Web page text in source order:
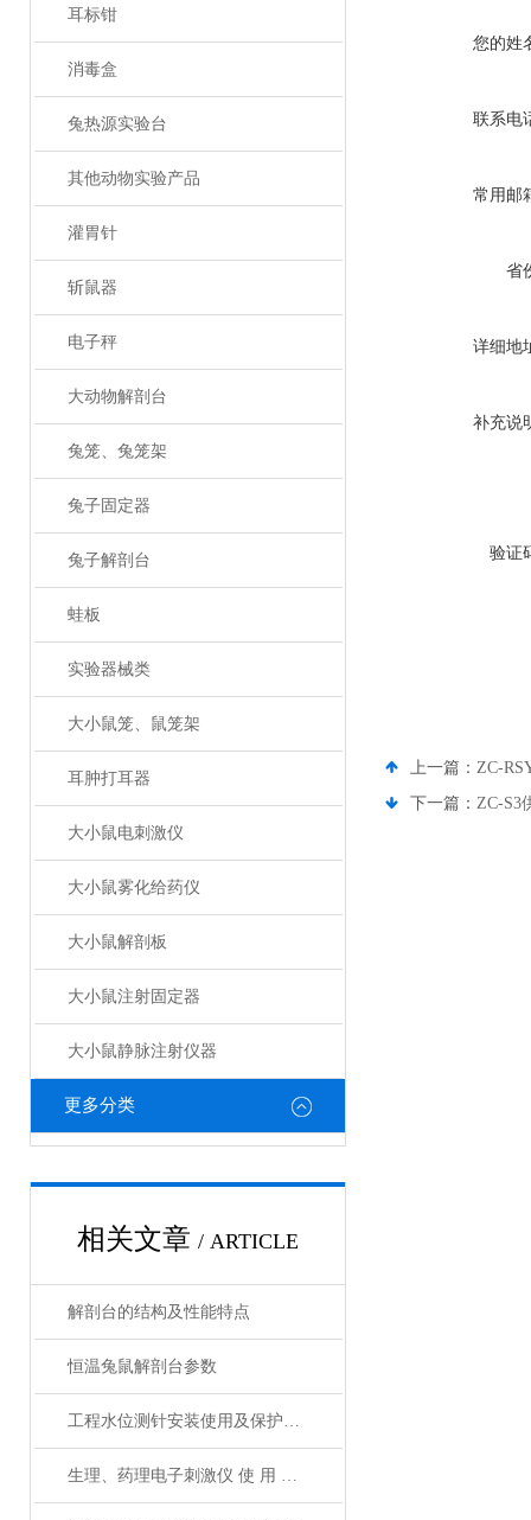
耳标钳
消毒盒
兔热源实验台
其他动物实验产品
灌胃针
斩鼠器
电子秤
大动物解剖台
兔笼、兔笼架
兔子固定器
兔子解剖台
蛙板
实验器械类
大小鼠笼、鼠笼架
耳肿打耳器
大小鼠电刺激仪
大小鼠雾化给药仪
大小鼠解剖板
大小鼠注射固定器
大小鼠静脉注射仪器
更多分类
相关文章 / ARTICLE
解剖台的结构及性能特点
恒温兔鼠解剖台参数
工程水位测针安装使用及保护方法
生理、药理电子刺激仪 使 用 说 明 书
您的姓
联系电
常用邮
省
详细地
补充说
验证
上一篇： ZC-
下一篇： ZC-S3